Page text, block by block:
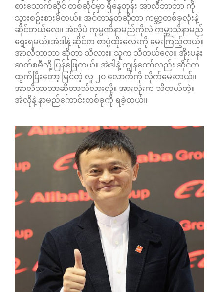
စားသောက်ဆိုင် တစ်ဆိုင်မှာ ရှိနေတုန်း အာလီဘာဘာ ကို
သွားစဉ်းစားမိတယ်။ အင်တာနတ်ဆိုတာ ကမ္ဘာ့တစ်ခုလုံးနဲ့
ဆိုင်တယ်လေ။ အဲလိုပဲ ကုမ္ပဏီနာမည်ကိုလဲ ကမ္ဘာသိနာမည်
ရွေးရမယ်။အဲဒါနဲ့ ဆိုင်က စာပွဲထိုးလေးကို မေးကြည့်တယ်။
အာလီဘာဘာ ဆိုတာ သိလား။ သူက သိတယ်လေ။ အိုးပန်း
ဆက်စမီလို့ ပြန်ဖြေတယ်။ အဲဒါနဲ့ ကျွန်တော်လည်း ဆိုင်က
ထွက်ပြီးတော့ မြင်တဲ့ လူ ၂၀ လောက်ကို လိုက်မေးတယ်။
အာလီဘာဘာဆိုတာသိလားလို့။ အားလုံးက သိတယ်တဲ့။
အဲလိုနဲ့ နာမည်ကောင်းတစ်ခုကို ရခဲ့တယ်။